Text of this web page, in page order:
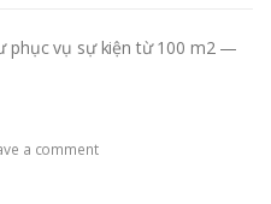
phục vụ sự kiện từ 100 m2 —
a comment